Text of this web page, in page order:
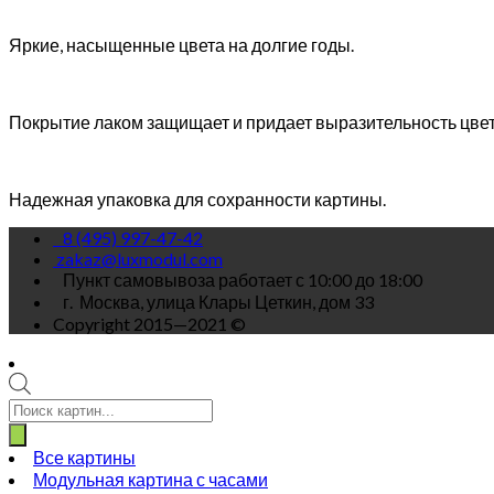
Яркие, насыщенные цвета на долгие годы.
Покрытие лаком защищает и придает выразительность
Надежная упаковка для сохранности картины.
8 (495) 997-47-42
zakaz@luxmodul.com
Пункт самовывоза работает с 10:00 до 18:00
г. Москва, улица Клары Цеткин, дом 33
Copyright 2015—2021 ©
Поиск
товаров
Все картины
Модульная картина с часами